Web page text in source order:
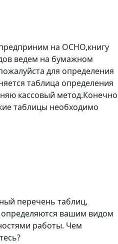
на ОСНО,книгу
ведем на бумажном
для определения
таблица определения
кассовый метод.Конечно
таблицы необходимо
перечень таблиц,
вашим видом
работы. Чем